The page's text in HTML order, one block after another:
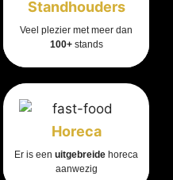
Standhouders
Veel plezier met meer dan
100+stands
Horeca
Er is een uitgebreide horeca
aanwezig